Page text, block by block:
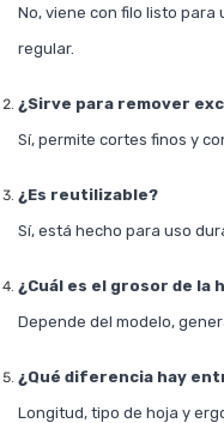
No, viene con filo listo para
regular.
¿Sirve para remover
Sí, permite cortes finos y
¿Es reutilizable?
Sí, está hecho para uso
¿Cuál es el grosor de la
Depende del modelo,
¿Qué diferencia hay
Longitud, tipo de hoja y